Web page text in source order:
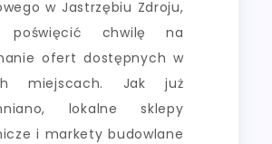
w Jastrzębiu Zdroju,
poświęcić chwilę na
ofert dostępnych w
miejscach. Jak już
lokalne sklepy
i markety budowlane